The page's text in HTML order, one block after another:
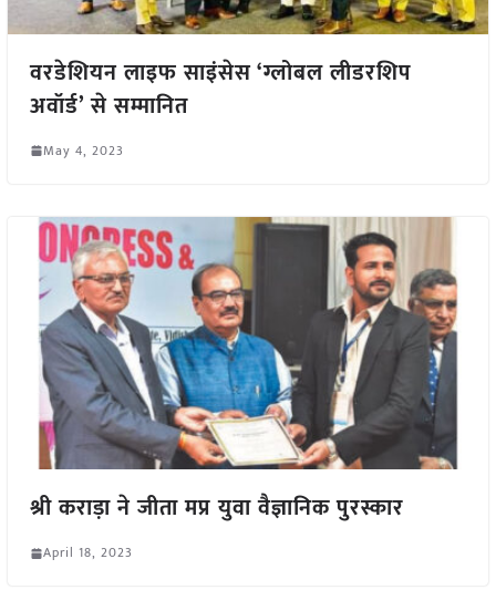
वरडेशियन लाइफ साइंसेस ‘ग्लोबल लीडरशिप
अवॉर्ड’ से सम्मानित
May 4, 2023
श्री कराड़ा ने जीता मप्र युवा वैज्ञानिक पुरस्कार
April 18, 2023